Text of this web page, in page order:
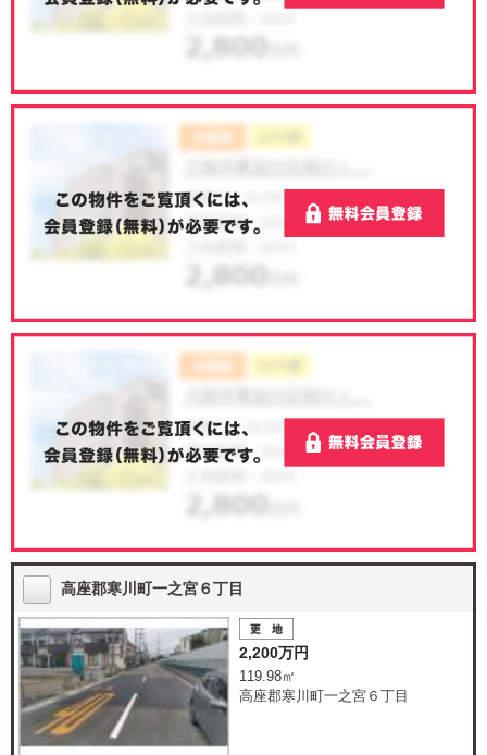
高座郡寒川町一之宮６丁目
2,200万円
119.98㎡
高座郡寒川町一之宮６丁目